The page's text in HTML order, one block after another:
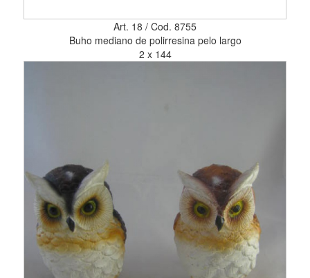
Art. 18 / Cod. 8755
Buho mediano de polirresina pelo largo
2 x 144